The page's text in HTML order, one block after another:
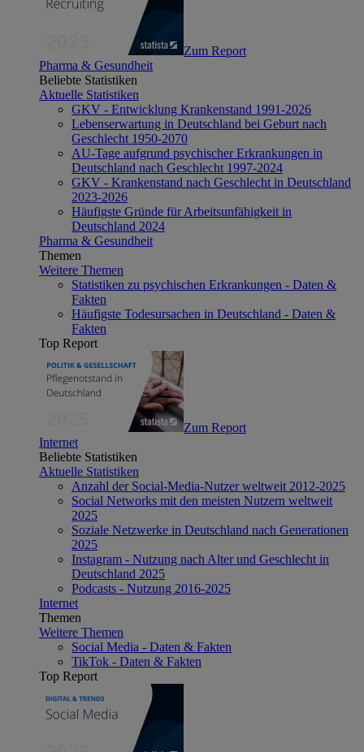
Zum Report
Pharma & Gesundheit
Beliebte Statistiken
Aktuelle Statistiken
GKV - Entwicklung Krankenstand 1991-2026
Lebenserwartung in Deutschland bei Geburt nach
Geschlecht 1950-2070
AU-Tage aufgrund psychischer Erkrankungen in
Deutschland nach Geschlecht 1997-2024
GKV - Krankenstand nach Geschlecht in Deutschland
2023-2026
Häufigste Gründe für Arbeitsunfähigkeit in
Deutschland 2024
Pharma & Gesundheit
Themen
Weitere Themen
Statistiken zu psychischen Erkrankungen - Daten &
Fakten
Häufigste Todesursachen in Deutschland - Daten &
Fakten
Top Report
Zum Report
Internet
Beliebte Statistiken
Aktuelle Statistiken
Anzahl der Social-Media-Nutzer weltweit 2012-2025
Social Networks mit den meisten Nutzern weltweit
2025
Soziale Netzwerke in Deutschland nach Generationen
2025
Instagram - Nutzung nach Alter und Geschlecht in
Deutschland 2025
Podcasts - Nutzung 2016-2025
Internet
Themen
Weitere Themen
Social Media - Daten & Fakten
TikTok - Daten & Fakten
Top Report